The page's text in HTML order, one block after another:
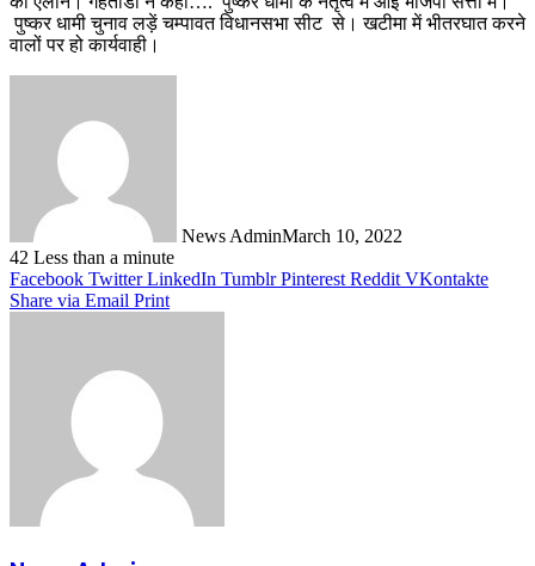
पुष्कर धामी चुनाव लड़ें चम्पावत विधानसभा सीट से। खटीमा में भीतरघात करने
वालों पर हो कार्यवाही।
News AdminMarch 10, 2022
42 Less than a minute
Facebook Twitter LinkedIn Tumblr Pinterest Reddit VKontakte
Share via Email Print